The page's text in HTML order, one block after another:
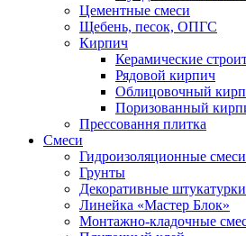
Цементные смеси
Щебень, песок, ОПГС
Кирпич
Керамические
Рядовой кирпич
Облицовочный
Поризованный
Прессовання плитка
Смеси
Гидроизоляционные смеси
Грунты
Декоративные штукатурки
Линейка «Мастер Блок»
Монтажно-кладочные